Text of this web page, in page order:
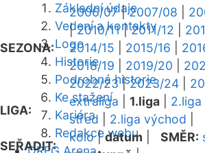
Základní údaje
Vedení a kontakty
Logo
Historie
Podrobná historie
Ke stažení
Kariéra
Redakce webu
SEZONA:
2006/07|2007/08
|2010/11|2011/12
2014/15
2015/16
2018/19
2019/20
2022/23|2023/24
LIGA:
extraliga 1.liga 2.liga
střed
2.liga východ
SEŘADIT:
kolo|datum SMĚR: